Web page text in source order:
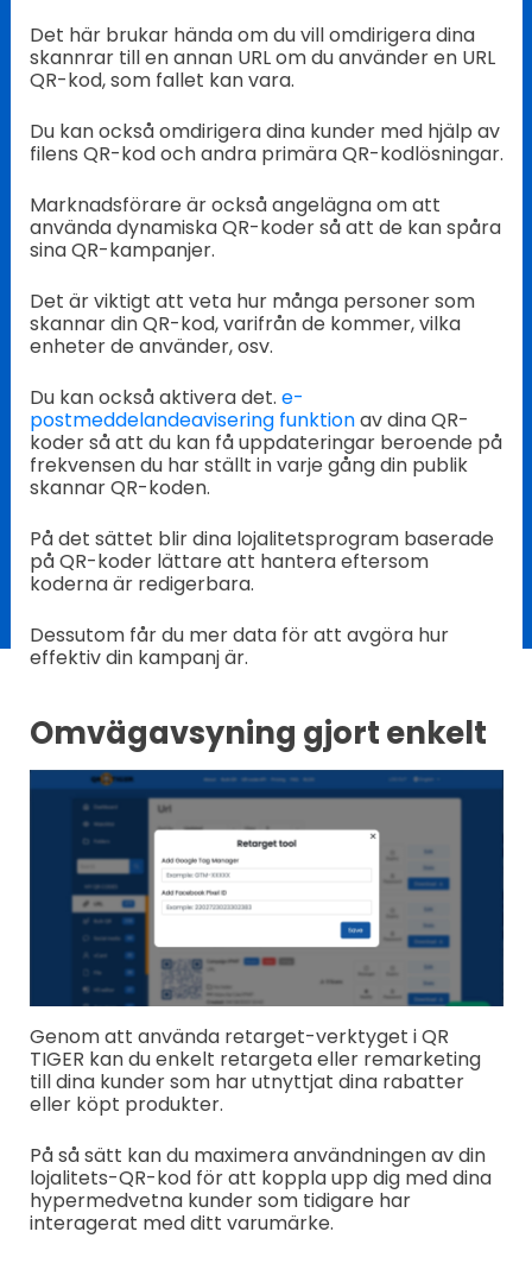
Det här brukar hända om du vill omdirigera dina
skannrar till en annan URL om du använder en URL
QR-kod, som fallet kan vara.
Du kan också omdirigera dina kunder med hjälp av
filens QR-kod och andra primära QR-kodlösningar.
Marknadsförare är också angelägna om att
använda dynamiska QR-koder så att de kan spåra
sina QR-kampanjer.
Det är viktigt att veta hur många personer som
skannar din QR-kod, varifrån de kommer, vilka
enheter de använder, osv.
Du kan också aktivera det. e-
postmeddelandeavisering funktionav dina QR-
koder så att du kan få uppdateringar beroende på
frekvensen du har ställt in varje gång din publik
skannar QR-koden.
På det sättet blir dina lojalitetsprogram baserade
på QR-koder lättare att hantera eftersom
koderna är redigerbara.
Dessutom får du mer data för att avgöra hur
effektiv din kampanj är.
Omvägavsyning gjort enkelt
Genom att använda retarget-verktyget i QR
TIGER kan du enkelt retargeta eller remarketing
till dina kunder som har utnyttjat dina rabatter
eller köpt produkter.
På så sätt kan du maximera användningen av din
lojalitets-QR-kod för att koppla upp dig med dina
hypermedvetna kunder som tidigare har
interagerat med ditt varumärke.